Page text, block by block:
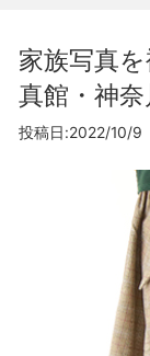
家族写真
真館・神
投稿日:2022/10/